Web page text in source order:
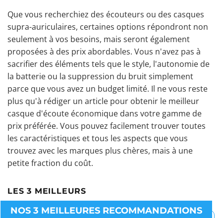
Que vous recherchiez des écouteurs ou des casques
supra-auriculaires, certaines options répondront non
seulement à vos besoins, mais seront également
proposées à des prix abordables. Vous n'avez pas à
sacrifier des éléments tels que le style, l'autonomie de
la batterie ou la suppression du bruit simplement
parce que vous avez un budget limité. Il ne vous reste
plus qu'à rédiger un article pour obtenir le meilleur
casque d'écoute économique dans votre gamme de
prix préférée. Vous pouvez facilement trouver toutes
les caractéristiques et tous les aspects que vous
trouvez avec les marques plus chères, mais à une
petite fraction du coût.
LES 3 MEILLEURS
NOS 3 MEILLEURES RECOMMANDATIONS